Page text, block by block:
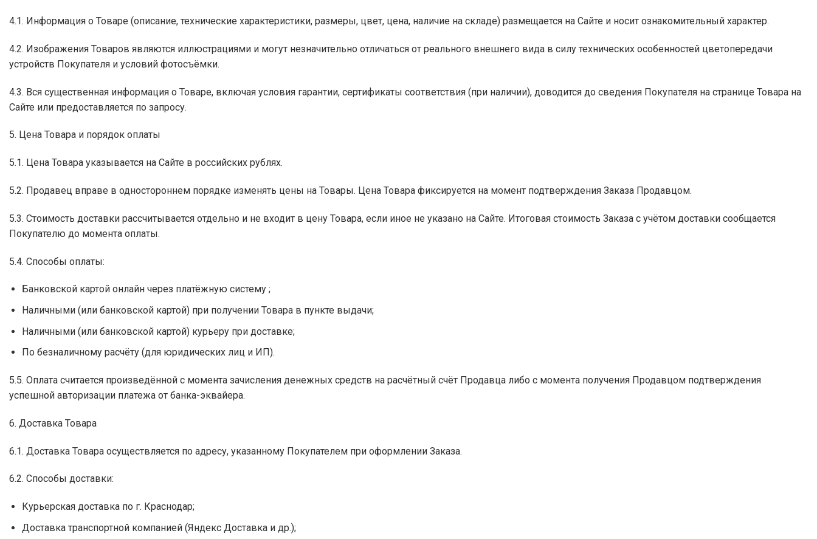
4.1. Информация о Товаре (описание, технические характеристики, размеры, цвет, цена, наличие на складе) размещается на Сайте и носит ознакомительный характер.
4.2. Изображения Товаров являются иллюстрациями и могут незначительно отличаться от реального внешнего вида в силу технических особенностей цветопередачи
устройств Покупателя и условий фотосъёмки.
4.3. Вся существенная информация о Товаре, включая условия гарантии, сертификаты соответствия (при наличии), доводится до сведения Покупателя на странице Товара на
Сайте или предоставляется по запросу.
5. Цена Товара и порядок оплаты
5.1. Цена Товара указывается на Сайте в российских рублях.
5.2. Продавец вправе в одностороннем порядке изменять цены на Товары. Цена Товара фиксируется на момент подтверждения Заказа Продавцом.
5.3. Стоимость доставки рассчитывается отдельно и не входит в цену Товара, если иное не указано на Сайте. Итоговая стоимость Заказа с учётом доставки сообщается
Покупателю до момента оплаты.
5.4. Способы оплаты:
Банковской картой онлайн через платёжную систему ;
Наличными (или банковской картой) при получении Товара в пункте выдачи;
Наличными (или банковской картой) курьеру при доставке;
По безналичному расчёту (для юридических лиц и ИП).
5.5. Оплата считается произведённой с момента зачисления денежных средств на расчётный счёт Продавца либо с момента получения Продавцом подтверждения
успешной авторизации платежа от банка-эквайера.
6. Доставка Товара
6.1. Доставка Товара осуществляется по адресу, указанному Покупателем при оформлении Заказа.
6.2. Способы доставки:
Курьерская доставка по г. Краснодар;
Доставка транспортной компанией (Яндекс Доставка и др.);